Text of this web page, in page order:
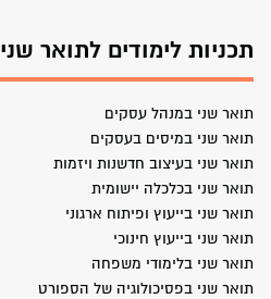
תכניות לימודים לתואר שני
תואר שני במנהל עסקים
תואר שני במיסים בעסקים
תואר שני בעיצוב חדשנות ויזמות
תואר שני בכלכלה יישומית
תואר שני בייעוץ ופיתוח ארגוני
תואר שני בייעוץ חינוכי
תואר שני בלימודי משפחה
תואר שני בפסיכולוגיה של הספורט